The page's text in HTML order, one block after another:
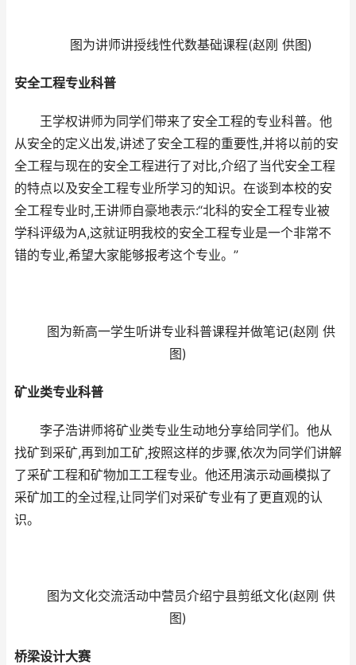
图为讲师讲授线性代数基础课程(赵刚 供图)
安全工程专业科普
王学权讲师为同学们带来了安全工程的专业科普。他
从安全的定义出发,讲述了安全工程的重要性,并将以前的安
全工程与现在的安全工程进行了对比,介绍了当代安全工程
的特点以及安全工程专业所学习的知识。在谈到本校的安
全工程专业时,王讲师自豪地表示:“北科的安全工程专业被
学科评级为A,这就证明我校的安全工程专业是一个非常不
错的专业,希望大家能够报考这个专业。”
图为新高一学生听讲专业科普课程并做笔记(赵刚 供
图)
矿业类专业科普
李子浩讲师将矿业类专业生动地分享给同学们。他从
找矿到采矿,再到加工矿,按照这样的步骤,依次为同学们讲解
了采矿工程和矿物加工工程专业。他还用演示动画模拟了
采矿加工的全过程,让同学们对采矿专业有了更直观的认
识。
图为文化交流活动中营员介绍宁县剪纸文化(赵刚 供
图)
桥梁设计大赛